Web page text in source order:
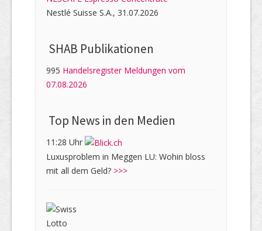
Nestlé Suisse S.A., 31.07.2026
SHAB Publi­kati­onen
995 Handelsregister Meldungen vom
07.08.2026
Top News in den Medien
11:28 Uhr
Luxusproblem in Meggen LU: Wohin bloss
mit all dem Geld? >>>